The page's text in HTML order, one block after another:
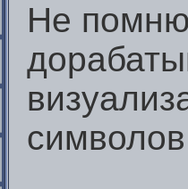
Не